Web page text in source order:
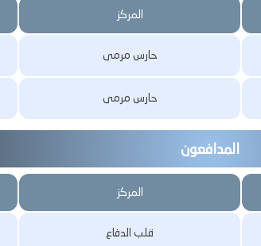
المركز
حارس مرمى
حارس مرمى
المدافعون
المركز
قلب الدفاع